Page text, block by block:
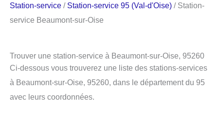
Station-service / Station-service 95 (Val-d'Oise) / Station-
service Beaumont-sur-Oise
Trouver une station-service à Beaumont-sur-Oise, 95260
Ci-dessous vous trouverez une liste des stations-services
à Beaumont-sur-Oise, 95260, dans le département du 95
avec leurs coordonnées.